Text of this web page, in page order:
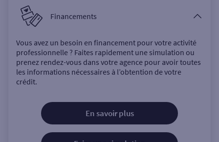
Financements
Vous avez un besoin en financement pour votre activité
professionnelle ? Faites rapidement une simulation ou
prenez rendez-vous dans votre agence pour avoir toutes
les informations nécessaires à l’obtention de votre
crédit.
En savoir plus